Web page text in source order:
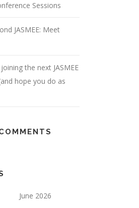
Sessions
JASMEE: Meet
the next JASMEE
hope you do as
June 2026